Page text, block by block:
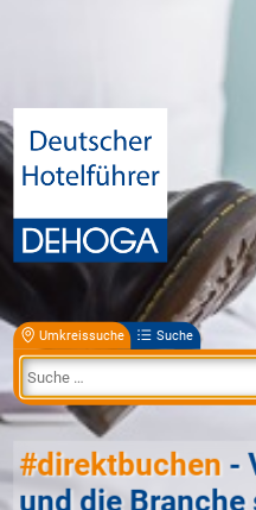
Umkreissuche Suche
#direktbuchen -
und die Branche